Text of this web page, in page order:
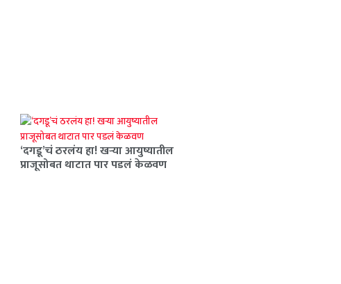
‘दगडू’चं ठरलंय हा! खऱ्या आयुष्यातील
प्राजूसोबत थाटात पार पडलं केळवण